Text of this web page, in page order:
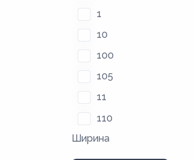
1
10
100
105
11
110
115
Ширина